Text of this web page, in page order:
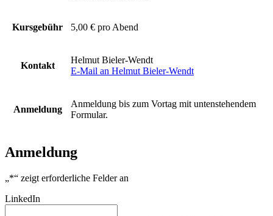
Kursgebühr 5,00 € pro Abend
Kontakt
Helmut Bieler-Wendt
E-Mail an Helmut Bieler-Wendt
Anmeldung
Anmeldung bis zum Vortag mit untenstehendem
Formular.
Anmeldung
„*“ zeigt erforderliche Felder an
LinkedIn